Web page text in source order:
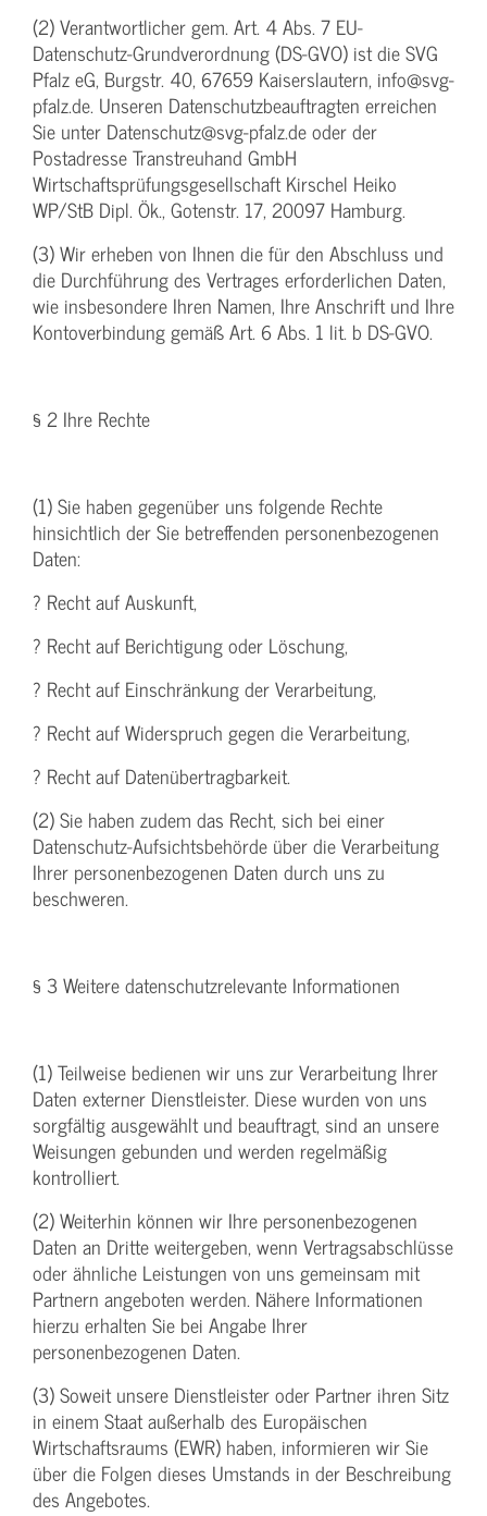
(2) Verantwortlicher gem. Art. 4 Abs. 7 EU-
Datenschutz-Grundverordnung (DS-GVO) ist die SVG
Pfalz eG, Burgstr. 40, 67659 Kaiserslautern, info@svg-
pfalz.de. Unseren Datenschutzbeauftragten erreichen
Sie unter Datenschutz@svg-pfalz.de oder der
Postadresse Transtreuhand GmbH
Wirtschaftsprüfungsgesellschaft Kirschel Heiko
WP/StB Dipl. Ök., Gotenstr. 17, 20097 Hamburg.
(3) Wir erheben von Ihnen die für den Abschluss und
die Durchführung des Vertrages erforderlichen Daten,
wie insbesondere Ihren Namen, Ihre Anschrift und Ihre
Kontoverbindung gemäß Art. 6 Abs. 1 lit. b DS-GVO.
§ 2 Ihre Rechte
(1) Sie haben gegenüber uns folgende Rechte
hinsichtlich der Sie betreffenden personenbezogenen
Daten:
? Recht auf Auskunft,
? Recht auf Berichtigung oder Löschung,
? Recht auf Einschränkung der Verarbeitung,
? Recht auf Widerspruch gegen die Verarbeitung,
? Recht auf Datenübertragbarkeit.
(2) Sie haben zudem das Recht, sich bei einer
Datenschutz-Aufsichtsbehörde über die Verarbeitung
Ihrer personenbezogenen Daten durch uns zu
beschweren.
§ 3 Weitere datenschutzrelevante Informationen
(1) Teilweise bedienen wir uns zur Verarbeitung Ihrer
Daten externer Dienstleister. Diese wurden von uns
sorgfältig ausgewählt und beauftragt, sind an unsere
Weisungen gebunden und werden regelmäßig
kontrolliert.
(2) Weiterhin können wir Ihre personenbezogenen
Daten an Dritte weitergeben, wenn Vertragsabschlüsse
oder ähnliche Leistungen von uns gemeinsam mit
Partnern angeboten werden. Nähere Informationen
hierzu erhalten Sie bei Angabe Ihrer
personenbezogenen Daten.
(3) Soweit unsere Dienstleister oder Partner ihren Sitz
in einem Staat außerhalb des Europäischen
Wirtschaftsraums (EWR) haben, informieren wir Sie
über die Folgen dieses Umstands in der Beschreibung
des Angebotes.